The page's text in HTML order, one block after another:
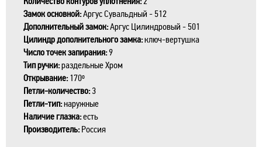
Замок основной:Аргус Сувальдный - 512
Дополнительный замок:Аргус Цилиндровый - 501
Цилиндр дополнительного замка:ключ-вертушка
Число точек запирания:9
Тип ручки:раздельные Xром
Открывание:170º
Петли-количество:3
Петли-тип:наружные
Наличие глазка:есть
Производитель:Россия